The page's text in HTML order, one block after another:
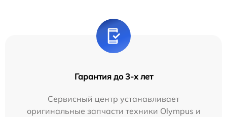
Гарантия до 3-х лет
Сервисный центр устанавливает
оригинальные запчасти техники Olympus и